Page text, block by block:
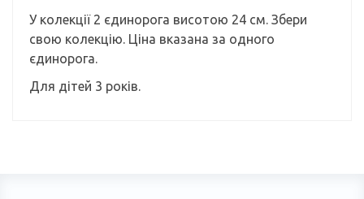
У колекції 2 єдинорога висотою 24 см. Збери
свою колекцію. Ціна вказана за одного
єдинорога.
Для дітей 3 років.